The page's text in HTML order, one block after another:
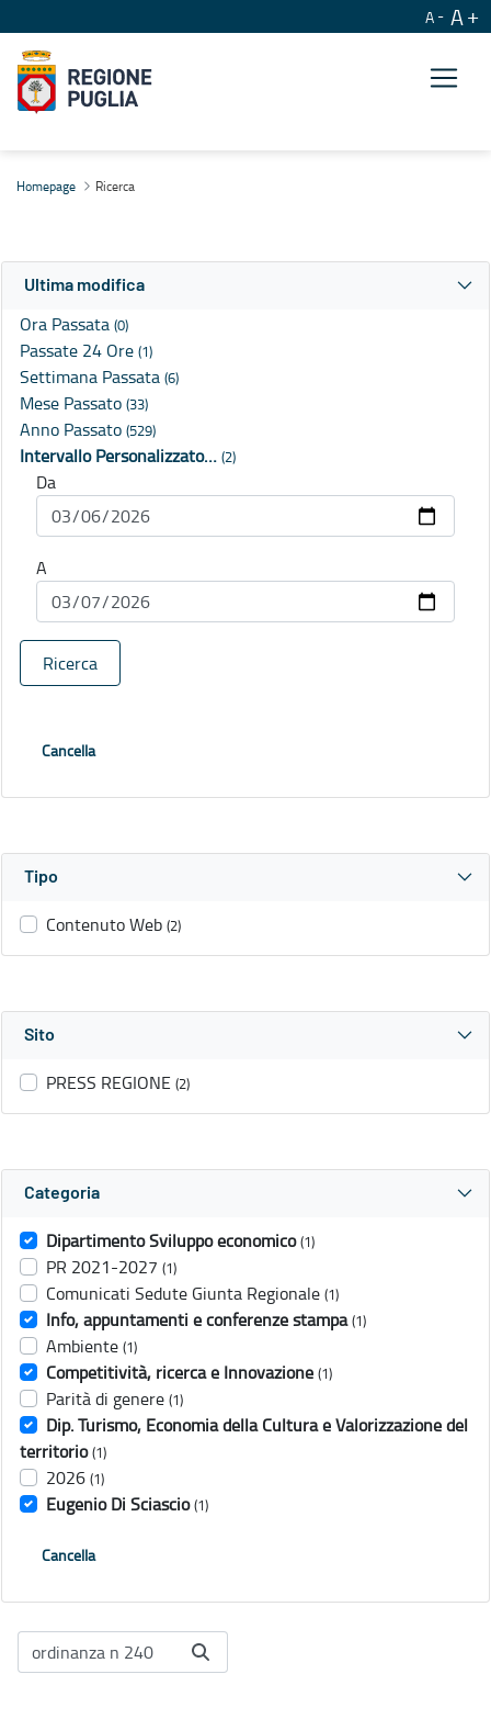
A A
Homepage Ricerca
Ultima modifica
Ora Passata (0)
Passate 24 Ore (1)
Settimana Passata (6)
Mese Passato (33)
Anno Passato (529)
Intervallo Personalizzato… (2)
Da
A
Ricerca
Cancella
Tipo
Contenuto Web (2)
Sito
PRESS REGIONE (2)
Categoria
Dipartimento Sviluppo economico (1)
PR 2021-2027 (1)
Comunicati Sedute Giunta Regionale (1)
Info, appuntamenti e conferenze stampa (1)
Ambiente (1)
Competitività, ricerca e Innovazione (1)
Parità di genere (1)
Dip. Turismo, Economia della Cultura e Valorizzazione del
territorio (1)
2026 (1)
Eugenio Di Sciascio (1)
Cancella